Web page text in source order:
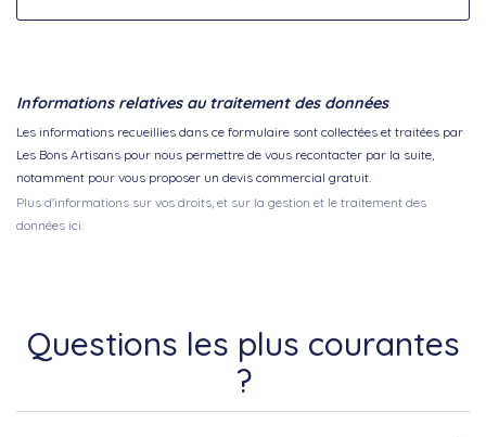
Informations relatives au traitement des données
Les informations recueillies dans ce formulaire sont collectées et traitées par
Les Bons Artisans pour nous permettre de vous recontacter par la suite,
notamment pour vous proposer un devis commercial gratuit.
Plus d'informations sur vos droits, et sur la gestion et le traitement des
données ici.
Questions les plus courantes
?